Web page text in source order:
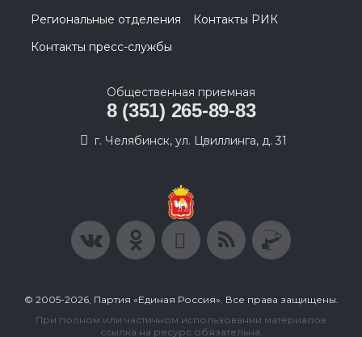
Региональные отделения
Контакты РИК
Контакты пресс-службы
Общественная приемная
8 (351) 265-89-83
г. Челябинск, ул. Цвиллинга, д. 31
© 2005-2026, Партия «Единая Россия». Все права защищены.
При полном или частичном использовании материалов
ссылка на ресурс обязательна.